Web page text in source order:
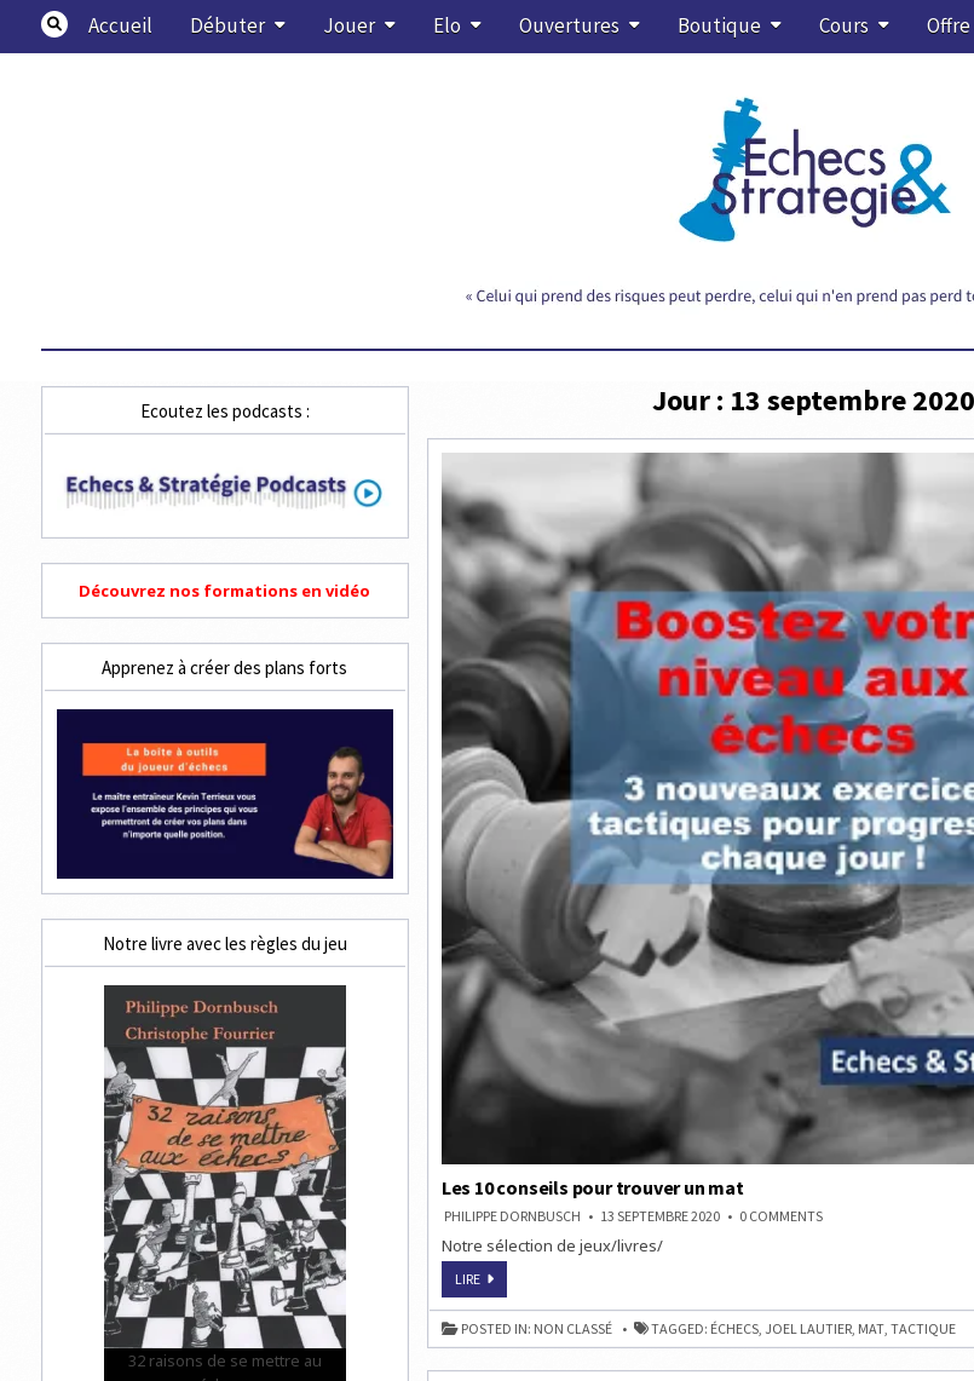
content
Accueil Débuter Jouer Elo Ouvertures Boutique Cours
Jour : 13 septembre 2020
Les 10 conseils pour trouver un mat
PHILIPPE DORNBUSCH 13 SEPTEMBRE 2020 0 COMMENTSON
MAT
Notre sélection de jeux/livres/
LIRELES
CONSEILS
POUR
TROUVER
UN
POSTED IN: NON CLASSÉ TAGGED: ÉCHECS, JOEL LAUTIER, MAT, TACTIQUE
Ecoutez les podcasts :
Découvrez nos formations en vidéo
Apprenez à créer des plans forts
Notre livre avec les règles du jeu
32 raisons de se mettre au